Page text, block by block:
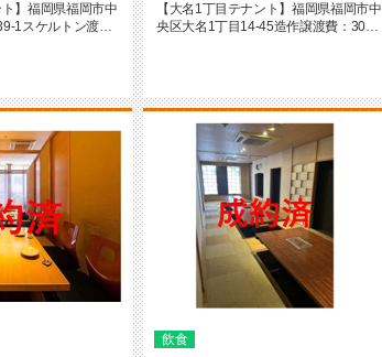
ト】福岡県福岡市中
1スケルトン渡し--
【大名1丁目テナント】福岡県福岡市中
央区大名1丁目14-45造作譲渡費：300
飲食